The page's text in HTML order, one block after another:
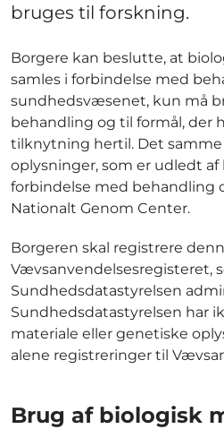
bruges til forskning.
Borgere kan beslutte, at
samles i forbindelse med
sundhedsvæsenet, kun må
behandling og til formål, der
tilknytning hertil. Det
oplysninger, som er udledt
forbindelse med behandling
Nationalt Genom Center.
Borgeren skal registrere
Vævsanvendelsesregisteret,
Sundhedsdatastyrelsen
Sundhedsdatastyrelsen har
materiale eller genetiske
alene registreringer til
Brug af biologisk